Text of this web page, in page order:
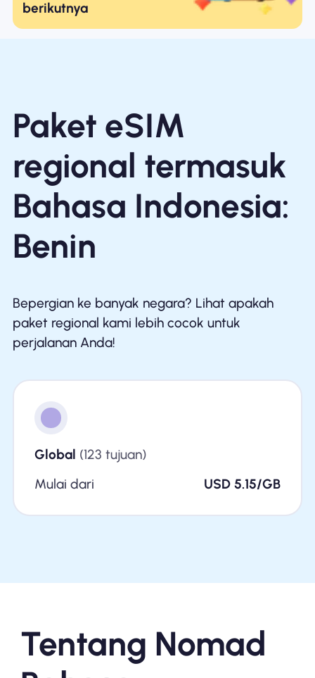
berikutnya
Paket eSIM
regional termasuk
Bahasa Indonesia:
Benin
Bepergian ke banyak negara? Lihat apakah
paket regional kami lebih cocok untuk
perjalanan Anda!
Global (123 tujuan)
Mulai dari
USD 5.15/GB
Tentang Nomad